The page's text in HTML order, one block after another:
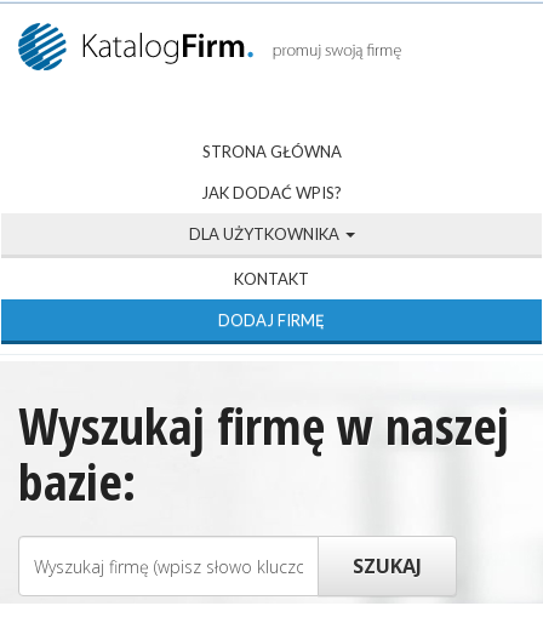
STRONA GŁÓWNA
JAK DODAĆ WPIS?
DLA UŻYTKOWNIKA
KONTAKT
DODAJ FIRMĘ
Wyszukaj firmę w naszej
bazie: